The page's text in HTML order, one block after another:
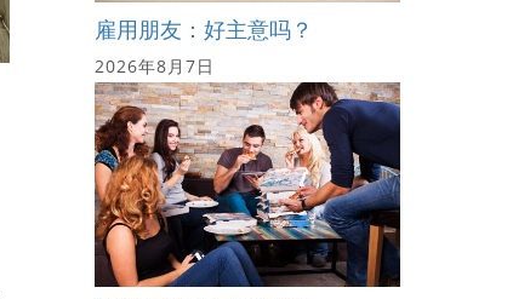
雇用朋友：好主意吗？
2026年8月7日